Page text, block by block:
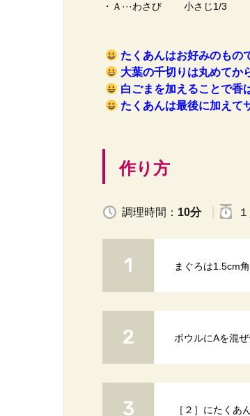
・Ａ···わさび 小さじ1/3
たくあんはお好みのもの
大葉の千切りは丸めてか
白ごまを加えることで香
たくあんは最後に加えて
作り方
調理時間： 10分
まぐろは1.5cm
ボウルにAを混
［２］にたくあ